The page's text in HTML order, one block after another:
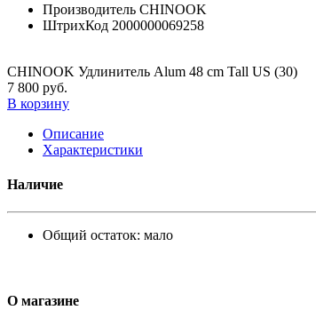
Производитель CHINOOK
ШтрихКод 2000000069258
CHINOOK Удлинитель Alum 48 cm Tall US (30)
7 800 руб.
В корзину
Описание
Характеристики
Наличие
Общий остаток: мало
О магазине